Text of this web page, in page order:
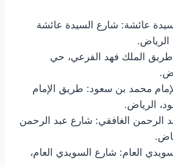
عائشة: شارع السيدة عائشة
الرياض.
طريق الملك فهد الفرعي، حي
محمد بن سعود: طريق الإمام
الرياض.
الرحمن الغافقي: شارع عبد الرحمن
العام: شارع السويدي العام،